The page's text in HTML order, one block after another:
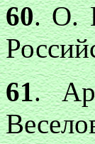
60. О.
61.